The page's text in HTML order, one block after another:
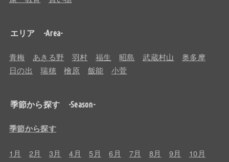
エリア -Area-
青梅 あきる野 羽村 福生 昭島 武蔵村山
奥多摩
日の出
瑞穂 檜原 飯能 小菅
季節から探す -Season-
季節から探す
1月 2月 3月 4月 5月 6月 7月 8月 9月
10月